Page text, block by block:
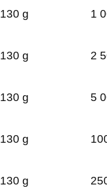
130 g 1
130 g 2
130 g 5
130 g
130 g